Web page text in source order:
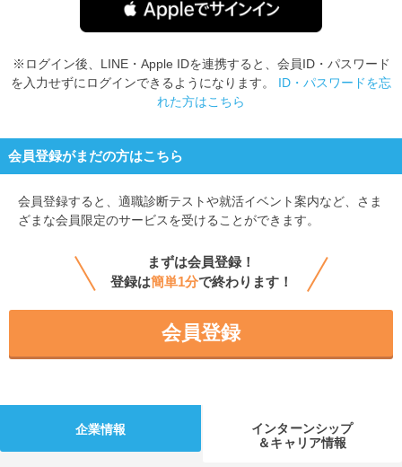
※ログイン後、LINE・Apple IDを連携すると、会員ID・パスワード
を入力せずにログインできるようになります。 ID・パスワードを忘
れた方はこちら
会員登録がまだの方はこちら
会員登録すると、 適職診断テストや就活イベント案内など、さま
ざまな会員限定のサービスを受けることができます。
まずは会員登録！
登録は簡単1分で終わります！
会員登録
企業情報
インターンシップ
＆キャリア情報